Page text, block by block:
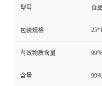
型号 食
包装规格 25*1
有效物质含量 99％
含量 99％